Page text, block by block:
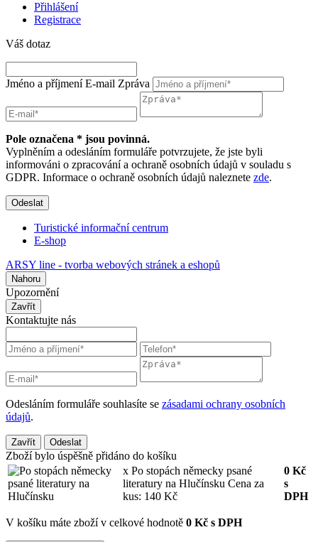
Přihlášení
Registrace
Váš dotaz
Jméno a příjmení E-mail Zpráva
Pole označena * jsou povinná.
Vyplněním a odesláním formuláře potvrzujete, že jste byli
informováni o zpracování a ochraně osobních údajů v souladu s
GDPR. Informace o ochraně osobních údajů naleznete zde.
Odeslat
Turistické informační centrum
E-shop
ARSY line - tvorba webových stránek a eshopů
Nahoru
Upozornění
Zavřít
Kontaktujte nás
Odesláním formuláře souhlasíte se zásadami ochrany osobních
údajů.
Zavřít Odeslat
Zboží bylo úspěšně přidáno do košíku
x Po stopách německy psané
literatury na Hlučínsku Cena za
kus: 140 Kč
0 Kč
s
DPH
V košíku máte zboží v celkové hodnotě 0 Kč s DPH